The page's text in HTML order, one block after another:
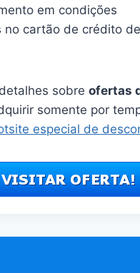
em condições
no cartão de crédito
sobre ofertas
somente por
especial de